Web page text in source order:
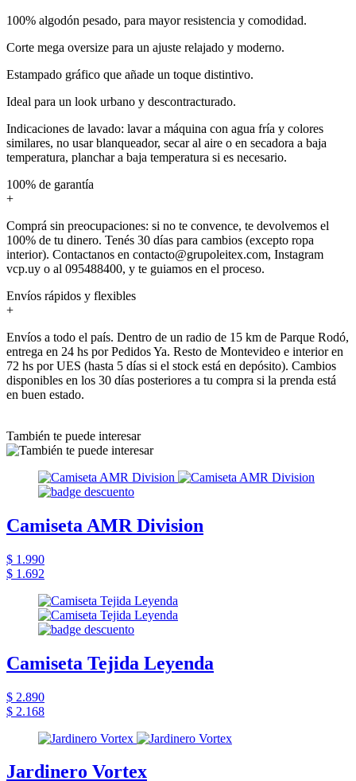
100% algodón pesado, para mayor resistencia y comodidad.
Corte mega oversize para un ajuste relajado y moderno.
Estampado gráfico que añade un toque distintivo.
Ideal para un look urbano y descontracturado.
Indicaciones de lavado: lavar a máquina con agua fría y colores
similares, no usar blanqueador, secar al aire o en secadora a baja
temperatura, planchar a baja temperatura si es necesario.
100% de garantía
+
Comprá sin preocupaciones: si no te convence, te devolvemos el
100% de tu dinero. Tenés 30 días para cambios (excepto ropa
interior). Contactanos en contacto@grupoleitex.com, Instagram
vcp.uy o al 095488400, y te guiamos en el proceso.
Envíos rápidos y flexibles
+
Envíos a todo el país. Dentro de un radio de 15 km de Parque Rodó,
entrega en 24 hs por Pedidos Ya. Resto de Montevideo e interior en
72 hs por UES (hasta 5 días si el stock está en depósito). Cambios
disponibles en los 30 días posteriores a tu compra si la prenda está
en buen estado.
También te puede interesar
Camiseta AMR Division
$ 1.990
$ 1.692
Camiseta Tejida Leyenda
$ 2.890
$ 2.168
Jardinero Vortex